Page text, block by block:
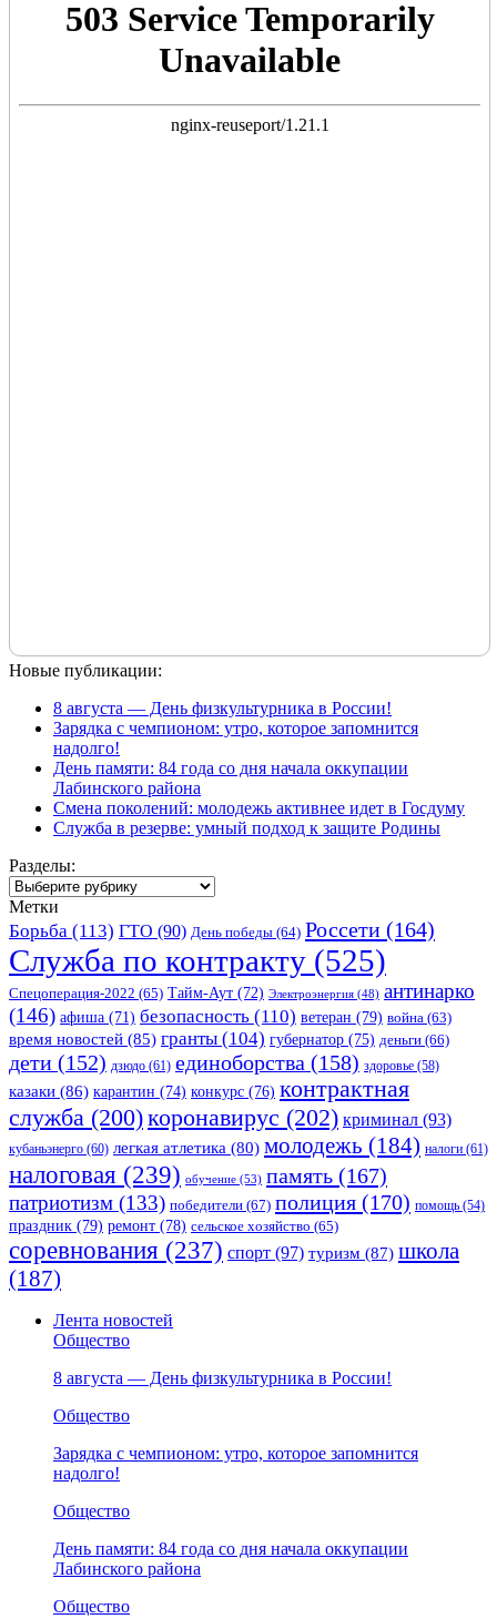
Новые публикации:
8 августа — День физкультурника в России!
Зарядка с чемпионом: утро, которое запомнится
надолго!
День памяти: 84 года со дня начала оккупации
Лабинского района
Смена поколений: молодежь активнее идет в Госдуму
Служба в резерве: умный подход к защите Родины
Разделы:
Разделы:
Метки
Борьба (113) ГТО (90) День победы (64) Россети (164)
Служба по контракту (525)
Спецоперация-2022 (65) Тайм-Аут (72) Электроэнергия (48) антинарко
(146) афиша (71) безопасность (110) ветеран (79) война (63)
время новостей (85) гранты (104) губернатор (75) деньги (66)
дети (152) дзюдо (61) единоборства (158) здоровье (58)
казаки (86) карантин (74) конкурс (76) контрактная
служба (200)коронавирус (202) криминал (93)
кубаньэнерго (60) легкая атлетика (80) молодежь (184) налоги (61)
налоговая (239) обучение (53) память (167)
патриотизм (133) победители (67) полиция (170) помощь (54)
праздник (79) ремонт (78) сельское хозяйство (65)
соревнования (237) спорт (97) туризм (87) школа
(187)
Лента новостей
Общество
8 августа — День физкультурника в России!
Общество
Зарядка с чемпионом: утро, которое запомнится
надолго!
Общество
День памяти: 84 года со дня начала оккупации
Лабинского района
Общество